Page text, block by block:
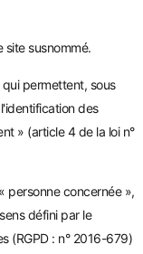
susnommé.
permettent, sous
des
» (article 4 de la loi n°
personne concernée »,
défini par le
(RGPD : n° 2016-679)